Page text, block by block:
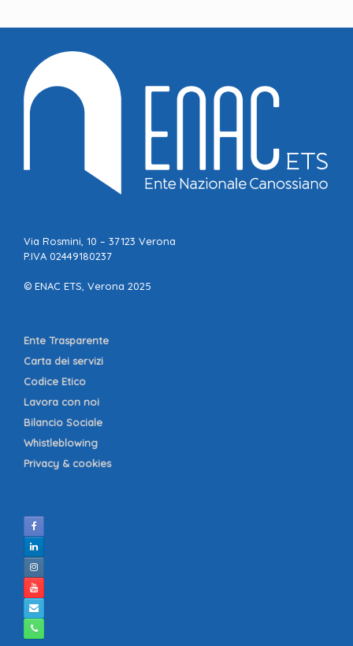
Via Rosmini, 10 – 37123 Verona
P.IVA 02449180237
© ENAC ETS, Verona 2025
Ente Trasparente
Carta dei servizi
Codice Etico
Lavora con noi
Bilancio Sociale
Whistleblowing
Privacy & cookies